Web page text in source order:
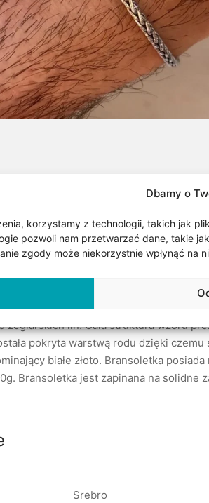
Dbamy o
korzystamy z technologii, takich jak
pozwoli nam przetwarzać dane, takie
zgody może niekorzystnie wpłynąć na
wykonana ze srebra próby 0,925
żeglarskich lin. Cała struktura wzoru
pokryta warstwą rodu dzięki
białe złoto. Bransoletka
Bransoletka jest zapinana na solidne
Srebro